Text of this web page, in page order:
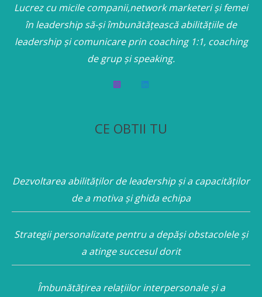
Lucrez cu micile companii,network marketeri și femei
în leadership să-și îmbunătățească abilitățiile de
leadership și comunicare prin coaching 1:1, coaching
de grup și speaking.
CE OBTII TU
Dezvoltarea abilităților de leadership și a capacităților
de a motiva și ghida echipa
Strategii personalizate pentru a depăși obstacolele și
a atinge succesul dorit
Îmbunătățirea relațiilor interpersonale și a